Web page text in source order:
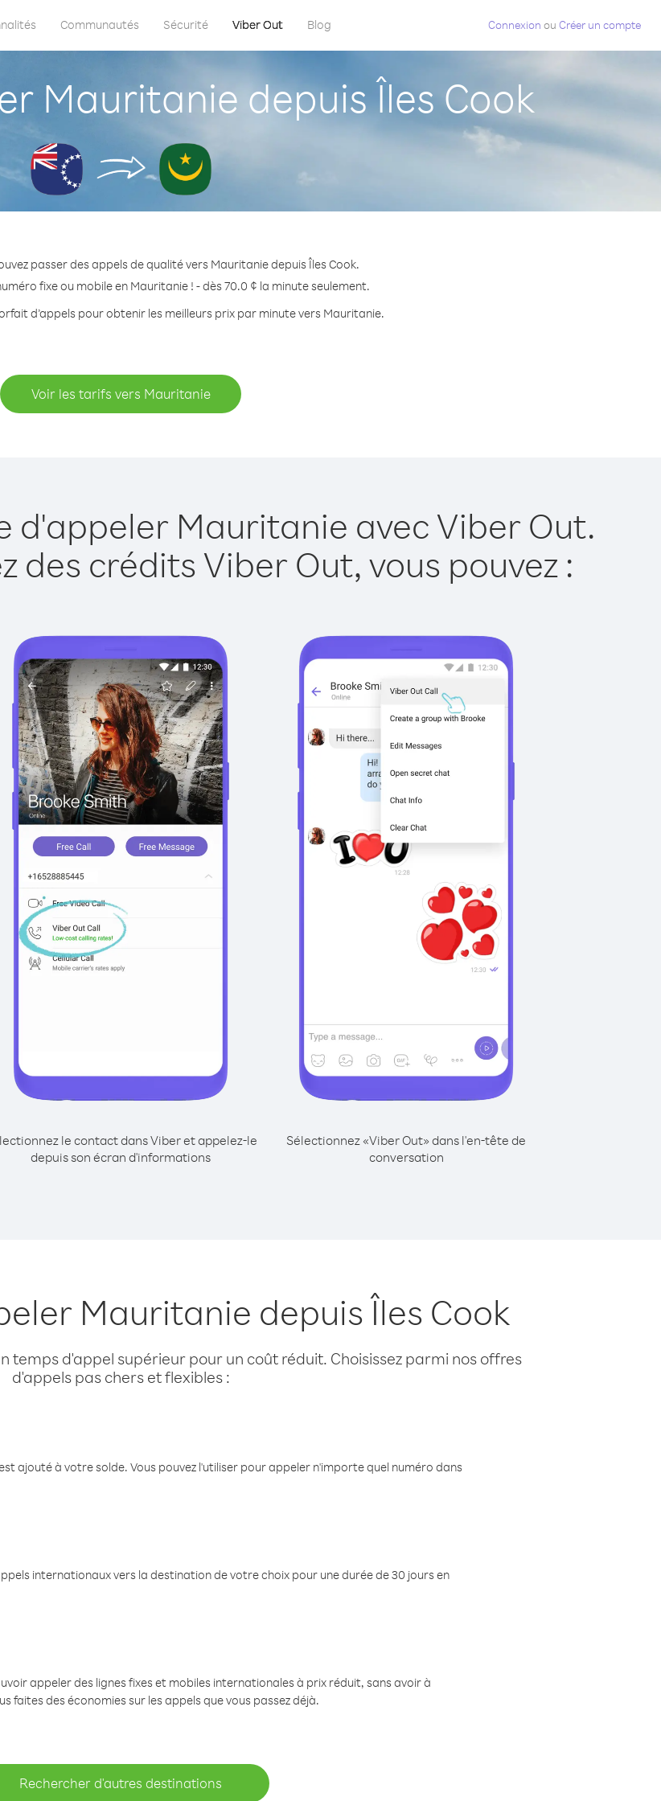
Communautés Sécurité Viber Out Blog Connexion ou Créer un compte
Mauritanie depuis Îles Cook
passer des appels de qualité vers Mauritanie depuis Îles Cook.
fixe ou mobile en Mauritanie ! - dès 70.0 ¢ la minute seulement.
d’appels pour obtenir les meilleurs prix par minute vers Mauritanie.
Voir les tarifs vers Mauritanie
d'appeler Mauritanie avec Viber Out.
des crédits Viber Out, vous pouvez :
le contact dans Viber et appelez-le
depuis son écran d'informations
Sélectionnez «Viber Out» dans l'en-tête de
conversation
Mauritanie depuis Îles Cook
temps d'appel supérieur pour un coût réduit. Choisissez parmi nos offres
d'appels pas chers et flexibles :
ajouté à votre solde. Vous pouvez l'utiliser pour appeler n'importe quel numéro dans
internationaux vers la destination de votre choix pour une durée de 30 jours en
appeler des lignes fixes et mobiles internationales à prix réduit, sans avoir à
faites des économies sur les appels que vous passez déjà.
Rechercher d'autres destinations